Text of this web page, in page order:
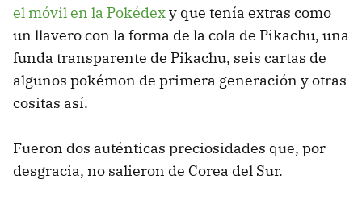
el móvil en la Pokédexy que tenía extras como
un llavero con la forma de la cola de Pikachu, una
funda transparente de Pikachu, seis cartas de
algunos pokémon de primera generación y otras
cositas así.
Fueron dos auténticas preciosidades que, por
desgracia, no salieron de Corea del Sur.